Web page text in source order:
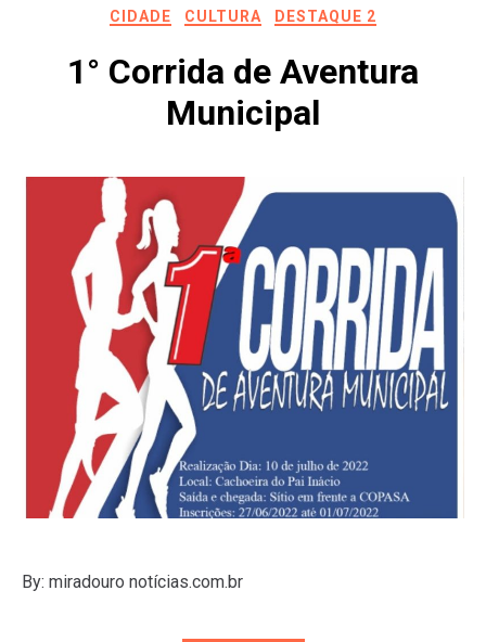
CIDADE CULTURA DESTAQUE 2
1° Corrida de Aventura
Municipal
By: miradouro notícias.com.br